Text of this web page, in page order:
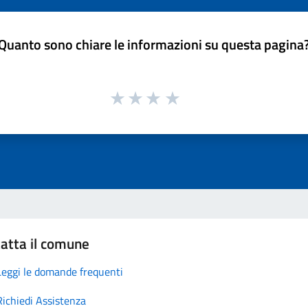
sono chiare le informazioni su questa
il comune
le domande frequenti
Assistenza